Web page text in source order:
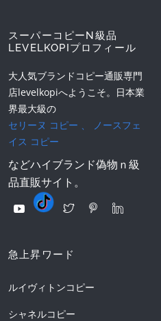
スーパーコピーN級品
LEVELKOPIプロフィール
大人気ブランドコピー通販専門
店levelkopiへようこそ。日本業
界最大級の
セリーヌ コピー 、
ノースフェ
イス コピー
などハイブランド偽物ｎ級
品直販サイト。
急上昇ワード
ルイヴィトンコピー
シャネルコピー